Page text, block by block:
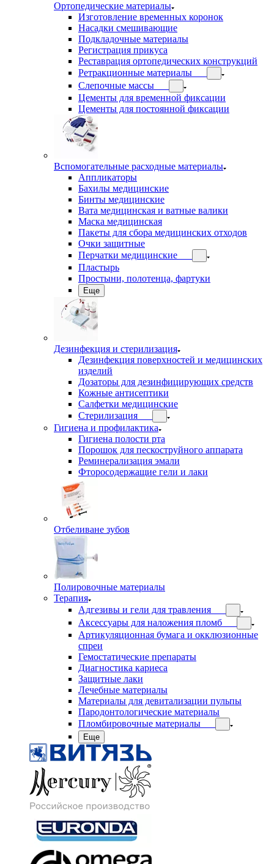
Ортопедические материалы
Изготовление временных коронок
Насадки смешивающие
Подкладочные материалы
Регистрация прикуса
Реставрация ортопедических конструкций
Ретракционные материалы
Слепочные массы
Цементы для временной фиксации
Цементы для постоянной фиксации
Вспомогательные расходные материалы
Аппликаторы
Бахилы медицинские
Бинты медицинские
Вата медицинская и ватные валики
Маска медицинская
Пакеты для сбора медицинских отходов
Очки защитные
Перчатки медицинские
Пластырь
Простыни, полотенца, фартуки
Еще
Дезинфекция и стерилизация
Дезинфекция поверхностей и медицинских
изделий
Дозаторы для дезинфицирующих средств
Кожные антисептики
Салфетки медицинские
Стерилизация
Гигиена и профилактика
Гигиена полости рта
Порошок для пескоструйного аппарата
Реминерализация эмали
Фторосодержащие гели и лаки
Отбеливане зубов
Полировочные материалы
Терапия
Адгезивы и гели для травления
Аксессуары для наложения пломб
Артикуляционная бумага и окклюзионные
спреи
Гемостатические препараты
Диагностика кариеса
Защитные лаки
Лечебные материалы
Материалы для девитализации пульпы
Пародонтологические материалы
Пломбировочные материалы
Еще